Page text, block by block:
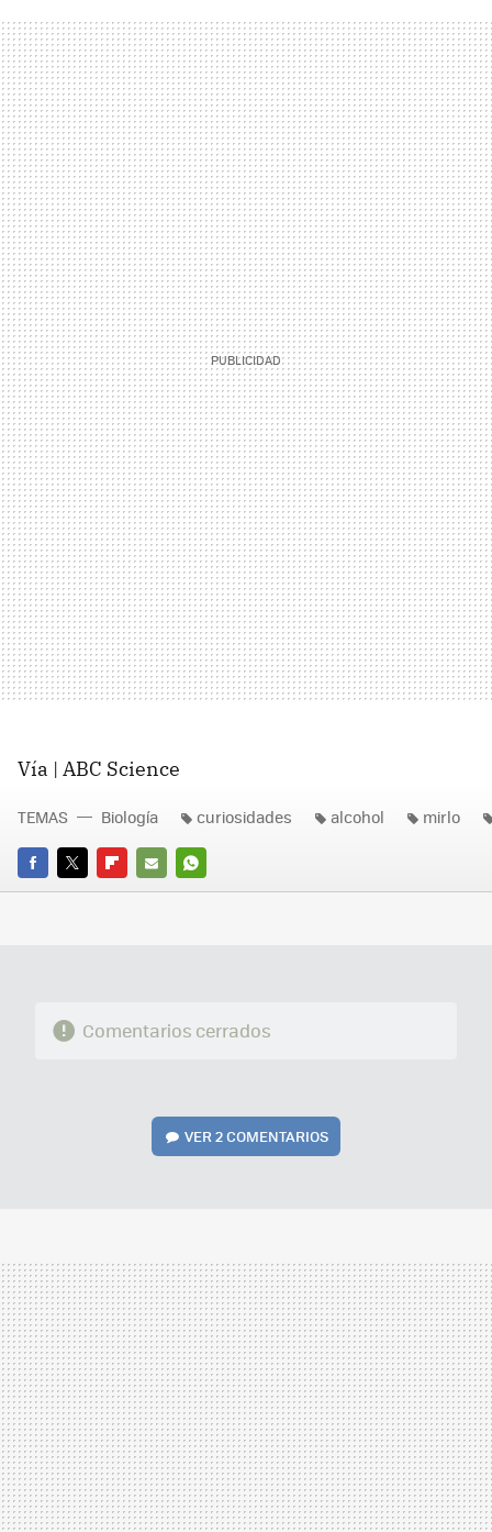
Vía | ABC Science
FACEBOOK
TWITTERFLIPBOARD
E-
WHATSAPP
TEMAS Biología curiosidades alcohol mirlo
Comentarios cerrados
VER2 COMENTARIOS